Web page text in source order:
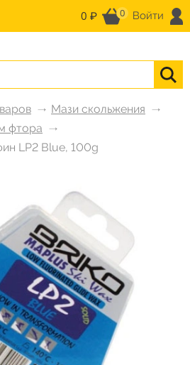
0 ₽ 0 Войти
Мази скольжения
фтора
LP2 Blue, 100g